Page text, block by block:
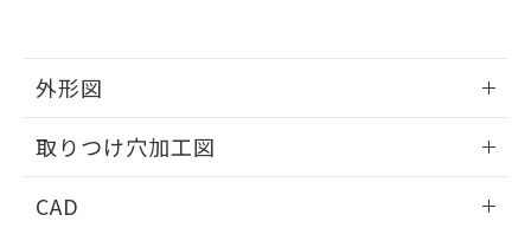
外形図
取りつけ穴加工図
CAD
物質の対応では、対応完了までの期間は出
荷製品に未対応品が混在することから備考
既に当社にて対応品への在庫切替を完了
していることから、特段のことがない限
り、2022年1月12日より割愛しておりま